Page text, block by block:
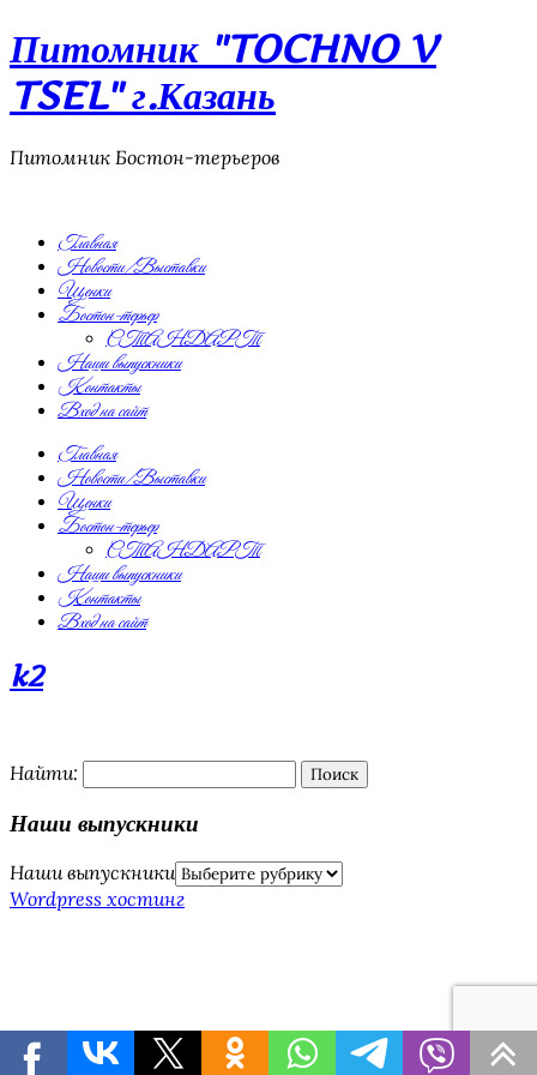
Питомник "TOCHNO V
TSEL" г.Казань
Питомник Бостон-терьеров
Главная
Новости/Выставки
Щенки
Бостон-терьер
СТАНДАРТ
Наши выпускники
Контакты
Вход на сайт
Главная
Новости/Выставки
Щенки
Бостон-терьер
СТАНДАРТ
Наши выпускники
Контакты
Вход на сайт
k2
Найти:
Наши выпускники
Наши выпускники
Wordpress хостинг